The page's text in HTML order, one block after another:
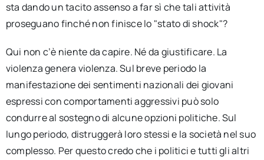
sta dando un tacito assenso a far sì che tali attività
proseguano finché non finisce lo "stato di shock"?
Qui non c’è niente da capire. Né da giustificare. La
violenza genera violenza. Sul breve periodo la
manifestazione dei sentimenti nazionali dei giovani
espressi con comportamenti aggressivi può solo
condurre al sostegno di alcune opzioni politiche. Sul
lungo periodo, distruggerà loro stessi e la società nel suo
complesso. Per questo credo che i politici e tutti gli altri